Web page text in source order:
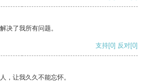
决了我所有问题。
支持[0] 反对[0]
，让我久久不能忘怀。